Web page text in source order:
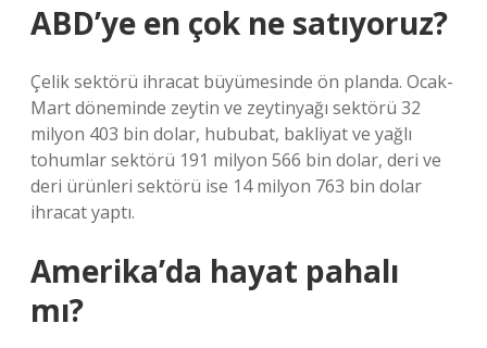
ABD’ye en çok ne satıyoruz?
Çelik sektörü ihracat büyümesinde ön planda. Ocak-
Mart döneminde zeytin ve zeytinyağı sektörü 32
milyon 403 bin dolar, hububat, bakliyat ve yağlı
tohumlar sektörü 191 milyon 566 bin dolar, deri ve
deri ürünleri sektörü ise 14 milyon 763 bin dolar
ihracat yaptı.
Amerika’da hayat pahalı
mı?